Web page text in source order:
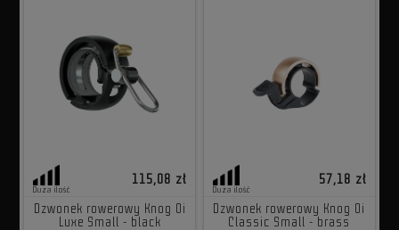
Duża ilość
115,08 zł
Dzwonek rowerowy Knog Oi
Luxe Small - black
Duża ilość
57,18 zł
Dzwonek rowerowy Knog Oi
Classic Small - brass